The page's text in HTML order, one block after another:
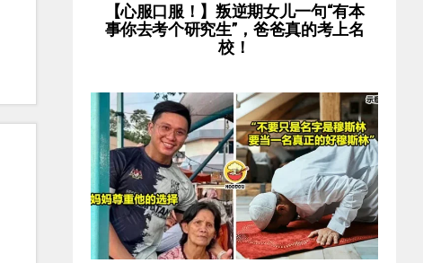
【心服口服！】叛逆期女儿一句“有本
事你去考个研究生”，爸爸真的考上名
校！